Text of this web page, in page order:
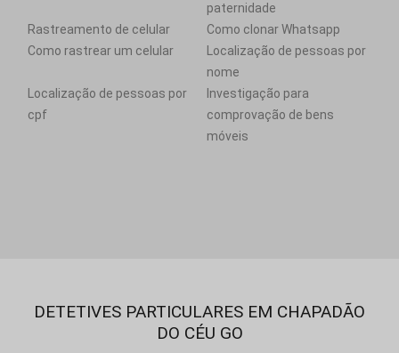
paternidade
Rastreamento de celular
Como clonar Whatsapp
Como rastrear um celular
Localização de pessoas por
nome
Localização de pessoas por
cpf
Investigação para
comprovação de bens
móveis
DETETIVES PARTICULARES EM CHAPADÃO
DO CÉU GO